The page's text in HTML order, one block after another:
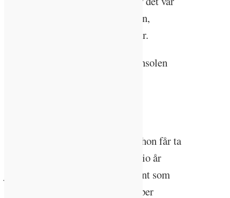
svårt att komma fram med maskin,
eftersom vissa träd skulle stå kvar.
Den här morgonen skiner morgonsolen
Plockhuggetstandarden säger att hon får ta
cirka 25 procent av träden inom tio år
jämfört med de nästan 100 procent som
tas vid en kalhuggning. Tio träd per